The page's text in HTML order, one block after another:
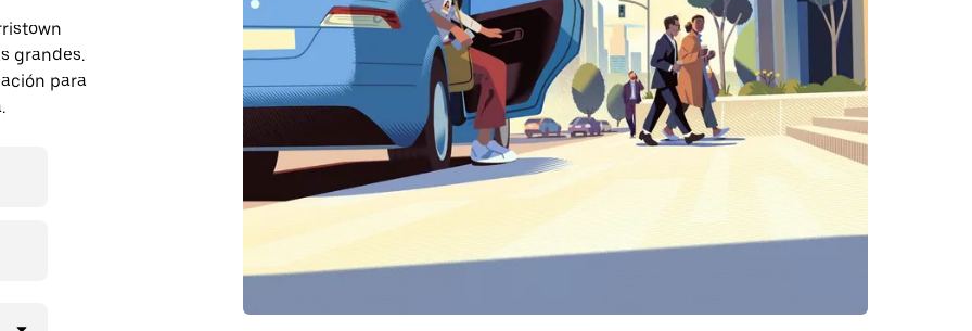
grandes.
para